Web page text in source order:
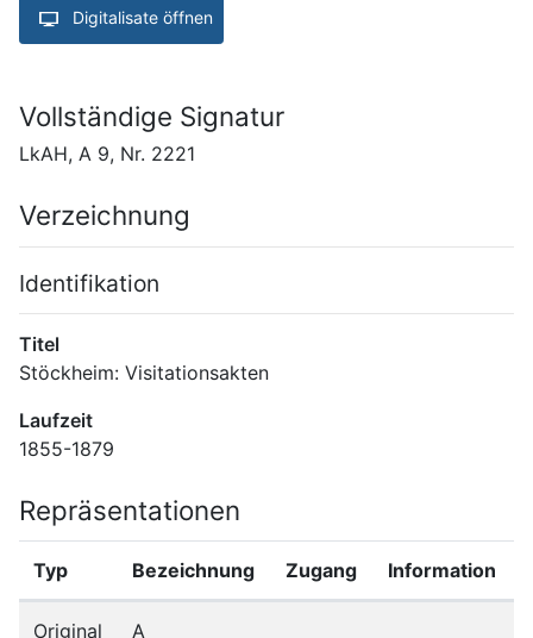
Digitalisate öffnen
Vollständige Signatur
LkAH, A 9, Nr. 2221
Verzeichnung
Identifikation
Titel
Stöckheim: Visitationsakten
Laufzeit
1855-1879
Repräsentationen
Typ Bezeichnung Zugang Information
Original A